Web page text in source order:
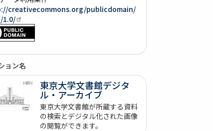
creativecommons.org/publicdomain/
1.0/
ョン名
東京大学文書館デジタ
ル・アーカイブ
東京大学文書館が所蔵する資料
の検索とデジタル化された画像
の閲覧ができます。